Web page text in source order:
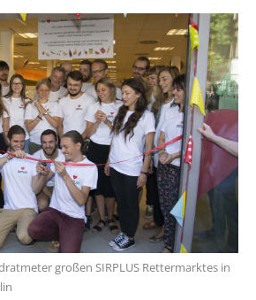
großen SIRPLUS Rettermarktes in